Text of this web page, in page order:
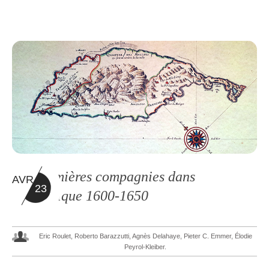
Les premières compagnies dans
l’Atlantique 1600-1650
AVR
23
Eric Roulet, Roberto Barazzutti, Agnès Delahaye, Pieter C. Emmer, Élodie
Peyrol-Kleiber.